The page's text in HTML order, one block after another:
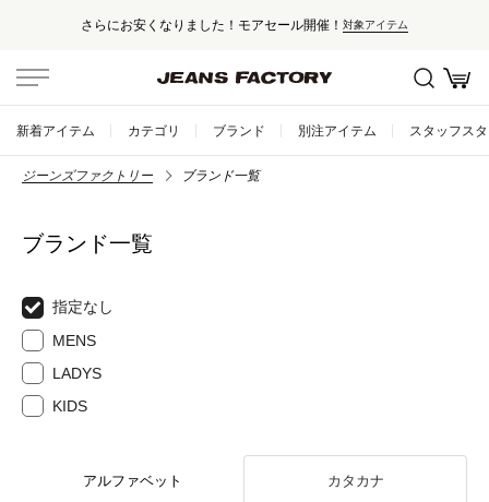
さらにお安くなりました！モアセール開催！ 対象アイテム
新着アイテム カテゴリ ブランド 別注アイテム スタッフス
ジーンズファクトリー ブランド一覧
ブランド一覧
指定なし
MENS
LADYS
KIDS
アルファベット カタカナ